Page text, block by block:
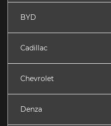
BYD
Cadillac
Chevrolet
Denza